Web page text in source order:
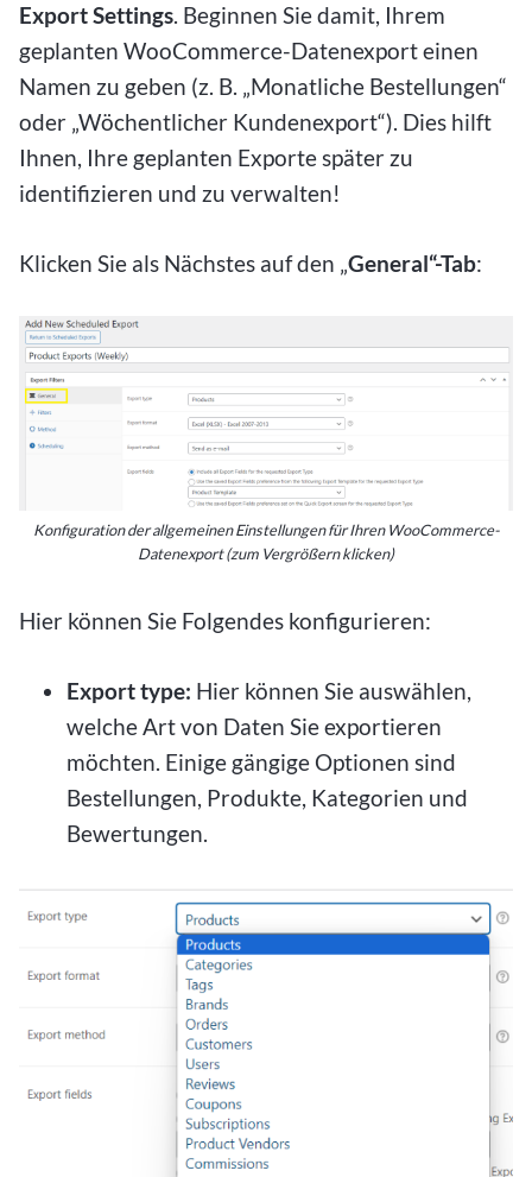
Export Settings. Beginnen Sie damit, Ihrem
geplanten WooCommerce-Datenexport einen
Namen zu geben (z. B. „Monatliche Bestellungen“
oder „Wöchentlicher Kundenexport“). Dies hilft
Ihnen, Ihre geplanten Exporte später zu
identifizieren und zu verwalten!
Klicken Sie als Nächstes auf den „General“-Tab:
Konfiguration der allgemeinen Einstellungen für Ihren WooCommerce-
Datenexport (zum Vergrößern klicken)
Hier können Sie Folgendes konfigurieren:
Export type: Hier können Sie auswählen,
welche Art von Daten Sie exportieren
möchten. Einige gängige Optionen sind
Bestellungen, Produkte, Kategorien und
Bewertungen.